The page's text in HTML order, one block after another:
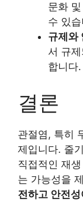
문화
수 있
규제와
서 규
합니다.
결론
관절염, 특히
제입니다. 줄
직접적인 재
는 가능성을
전하고 안전